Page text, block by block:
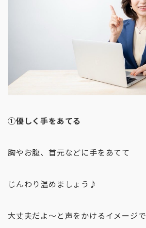
①優しく手をあてる
胸やお腹、首元などに手をあてて
じんわり温めましょう♪
大丈夫だよ〜と声をかけるイメージで